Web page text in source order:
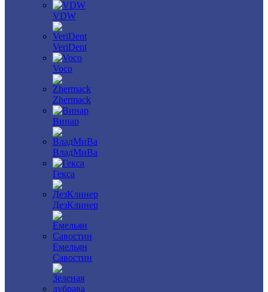
VDW
VeriDent
Voco
Zhermack
Винар
ВладМиВа
Гекса
ДезКлинер
Емельян
Савостин